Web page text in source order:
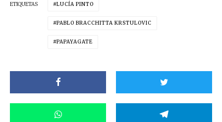
ETIQUETAS LUCÍA PINTO
PABLO BRACCHITTA KRSTULOVIC
PAPAYAGATE